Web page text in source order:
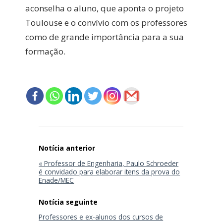
aconselha o aluno, que aponta o projeto
Toulouse e o convívio com os professores
como de grande importância para a sua
formação.
de
Post
« Professor de Engenharia, Paulo Schroeder
é convidado para elaborar itens da prova do
Enade/MEC
Professores e ex-alunos dos cursos de